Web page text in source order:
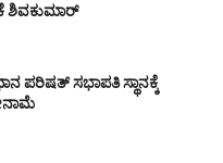
ಶಿವಕುಮಾರ್
ಪರಿಷತ್ ಸಭಾಪತಿ ಸ್ಥಾನಕ್ಕೆ